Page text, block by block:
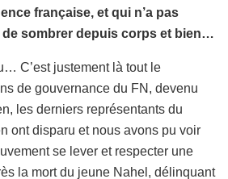
française, et qui n’a pas
de sombrer depuis corps et bien…
C’est justement là tout le
de gouvernance du FN, devenu
les derniers représentants du
ont disparu et nous avons pu voir
se lever et respecter une
la mort du jeune Nahel, délinquant